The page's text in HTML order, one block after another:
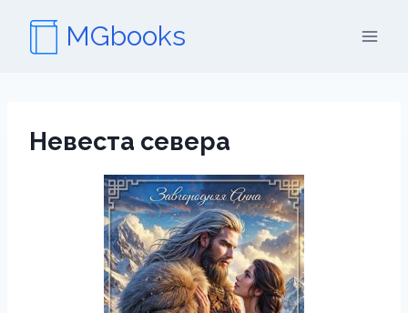
содержимому
MGbooks
Невеста севера